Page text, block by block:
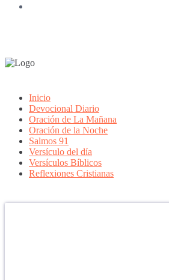
Inicio
Devocional Diario
Oración de La Mañana
Oración de la Noche
Salmos 91
Versículo del día
Versículos Bíblicos
Reflexiones Cristianas